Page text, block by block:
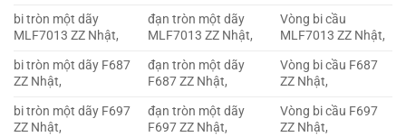
bi tròn một dãy
MLF7013 ZZ Nhật,
đạn tròn một dãy
MLF7013 ZZ Nhật,
Vòng bi cầu
MLF7013 ZZ Nhật,
bi tròn một dãy F687
ZZ Nhật,
đạn tròn một dãy
F687 ZZ Nhật,
Vòng bi cầu F687
ZZ Nhật,
bi tròn một dãy F697
ZZ Nhật,
đạn tròn một dãy
F697 ZZ Nhật,
Vòng bi cầu F697
ZZ Nhật,